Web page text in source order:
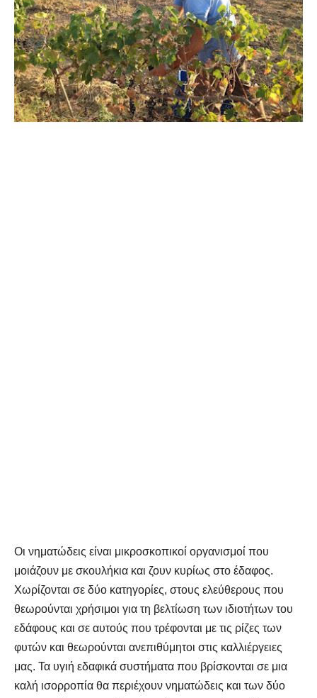
Οι νηματώδεις είναι μικροσκοπικοί οργανισμοί που
μοιάζουν με σκουλήκια και ζουν κυρίως στο έδαφος.
Χωρίζονται σε δύο κατηγορίες, στους ελεύθερους που
θεωρούνται χρήσιμοι για τη βελτίωση των ιδιοτήτων του
εδάφους και σε αυτούς που τρέφονται με τις ρίζες των
φυτών και θεωρούνται ανεπιθύμητοι στις καλλιέργειες
μας. Τα υγιή εδαφικά συστήματα που βρίσκονται σε μια
καλή ισορροπία θα περιέχουν νηματώδεις και των δύο